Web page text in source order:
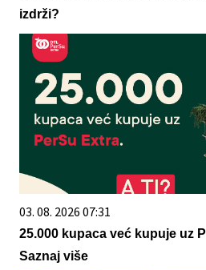
izdrži?
03. 08. 2026 07:31
25.000 kupaca već kupuje uz
Saznaj više